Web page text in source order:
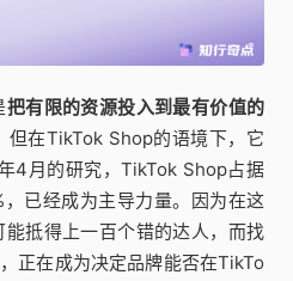
把有限的资源投入到最有价值的
但在TikTok Shop的语境下，它
4月的研究，TikTok Shop占据
已经成为主导力量。因为在这
抵得上一百个错的达人，而找
正在成为决定品牌能否在TikTo